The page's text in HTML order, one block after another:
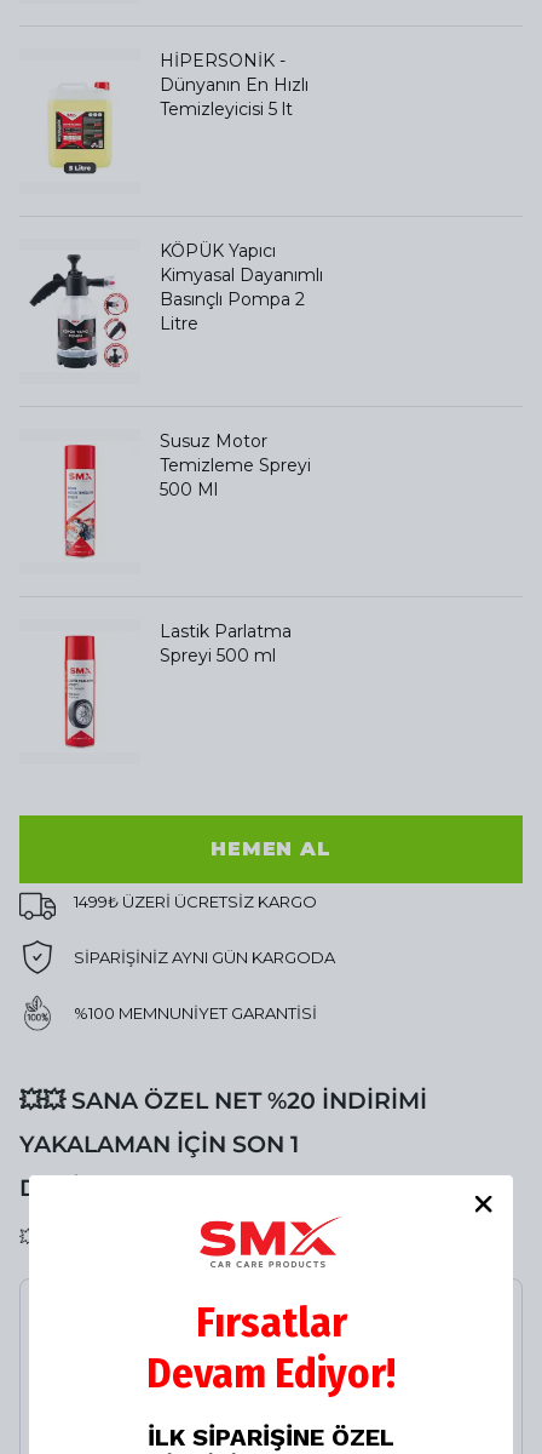
HİPERSONİK -
Dünyanın En Hızlı
Temizleyicisi 5 lt
KÖPÜK Yapıcı
Kimyasal Dayanımlı
Basınçlı Pompa 2
Litre
Susuz Motor
Temizleme Spreyi
500 Ml
Lastik Parlatma
Spreyi 500 ml
HEMEN AL
1499₺ ÜZERİ ÜCRETSİZ KARGO
SİPARİŞİNİZ AYNI GÜN KARGODA
%100 MEMNUNİYET GARANTİSİ
💥💥 SANA ÖZEL NET %20 İNDİRİMİ
YAKALAMAN İÇİN SON 1
DAKİKAN❗️KAÇIRMA⏳
💥💥 SANA ÖZEL LASTİK TAMİR KİTİ NET %20 İNDİRİMLİ
YAZ Fırsatı 4️⃣ 🎁 HEDİYE
KÖPÜK Yapıcı Kimyasal
Dayanımlı Basınçlı
Pompa 2 Litre 🥁
%33
Fırsatlar
Devam Ediyor!
İLK SİPARİŞİNE ÖZEL